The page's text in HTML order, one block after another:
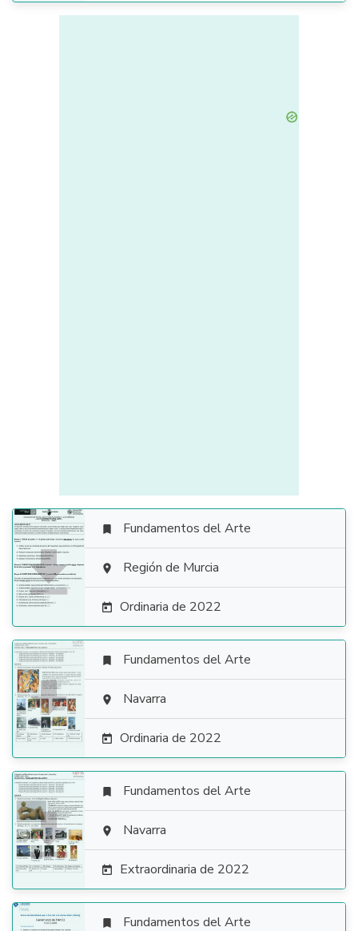

 Fundamentos del Arte
 Región de Murcia
 Ordinaria de 2022

 Fundamentos del Arte
 Navarra
 Ordinaria de 2022

 Fundamentos del Arte
 Navarra
 Extraordinaria de 2022
 Fundamentos del Arte